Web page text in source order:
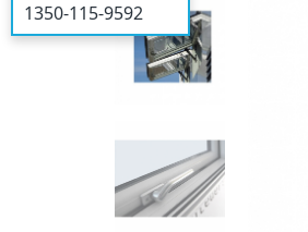
1350-115-9592